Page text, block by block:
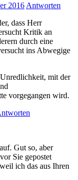
2016 Antworten
dass Herr
Kritik an
durch eine
ins Abwegige
mit der
vorgegangen wird.
Gut so, aber
Sie gepostet
ich das aus Ihren